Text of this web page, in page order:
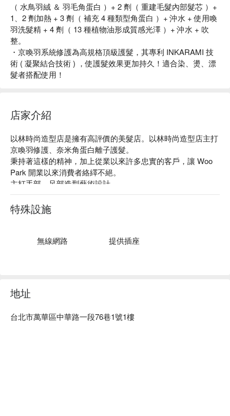
（ 水鳥羽絨 ＆ 羽毛角蛋白 ）+ 2 劑（ 重建毛髮內部髮芯 ）+
1、2 劑加熱 + 3 劑（ 補充 4 種類型角蛋白 ）+ 沖水 + 使用喚
羽洗髮精 + 4 劑（ 13 種植物油形成質感光澤 ）+ 沖水 + 吹
整。
・京喚羽系統修護為高規格頂級護髮，其專利 INKARAMI 技
術 ( 凝聚結合技術 ) ，使護髮效果更加持久！適合染、燙、漂
髮者搭配使用！
店家介紹
以林時尚造型店是擁有高評價的美髮店。以林時尚造型店主打
京喚羽修護、奈米角蛋白離子護髮。
秉持著這樣的精神，加上從業以來許多忠實的客戶，讓 Woo
Park 開業以來消費者絡繹不絕。
主打手部、足部造型藝術設計。
以林時尚造型店評價：Google 5 星、FunNow 4.8 星好評
以林時尚造型店服務：店內有多位專業設計師固定值班，給您
在頭皮護理、設計剪髮等各項服務最舒適且最適合您的服務。
體驗後把關嚴選出來，堅持使用好的、有效的產品，讓您的頭
特殊設施
無線網路 提供插座
地址
台北市萬華區中華路一段76巷1號1樓